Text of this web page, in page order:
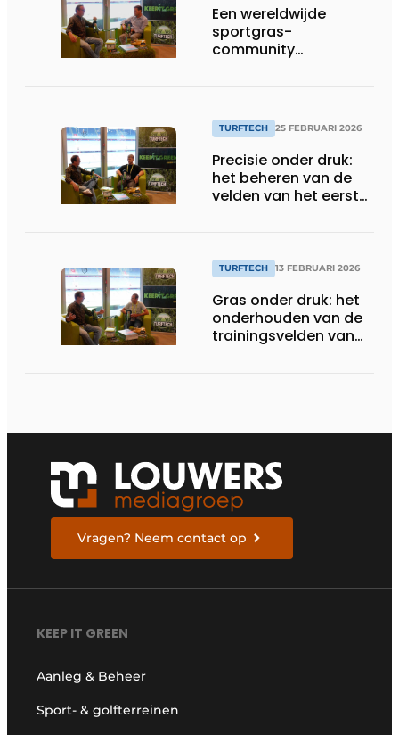
Een wereldwijde
sportgras-
community
TURFTECH 25 FEBRUARI 2026
Precisie onder druk:
het beheren van de
velden van het eerste
TURFTECH 13 FEBRUARI 2026
Gras onder druk: het
onderhouden van de
trainingsvelden van
Vragen? Neem contact op
KEEP IT GREEN
Aanleg & Beheer
Sport- & golfterreinen